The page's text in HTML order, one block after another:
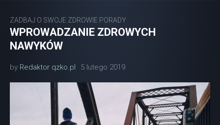
ZADBAJ O SWOJE ZDROWIE PORADY
WPROWADZANIE ZDROWYCH
NAWYKÓW
by Redaktor qzko.pl 5 lutego 2019